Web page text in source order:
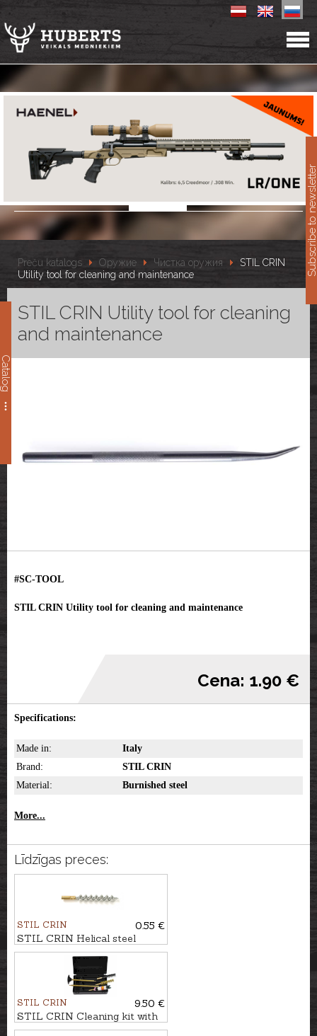
Catalog
Preču katalogs Оружие Чистка оружия
STIL CRIN
Utility tool for cleaning and maintenance
STIL CRIN Utility tool for cleaning
and maintenance
#SC-TOOL
STIL CRIN Utility tool for cleaning and maintenance
Cena: 1.90 €
Specifications:
Made in:
Italy
Brand:
STIL CRIN
Material:
Burnished steel
More...
Līdzīgas preces:
STIL CRIN
0.55 €
STIL CRIN Helical steel
brush cal. 9mm
STIL CRIN
9.50 €
STIL CRIN Cleaning kit with
full brass rod cal. 9mm
Subscribe